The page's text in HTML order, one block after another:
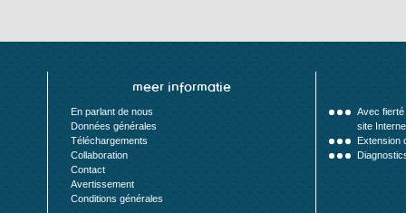
meer informatie
En parlant de nous
Données générales
Téléchargements
Collaboration
Contact
Avertissement
Conditions générales
Avec
site
Extension